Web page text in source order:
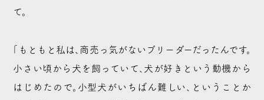
て。
「もともと私は、商売っ気がないブリーダーだったんです。
小さい頃から犬を飼っていて、犬が好きという動機から
はじめたので。小型犬がいちばん難しい、ということか